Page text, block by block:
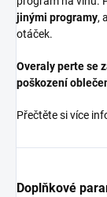
jinými programy,
otáček.
Overaly perte se
poškození
Přečtěte si více
Doplňkové